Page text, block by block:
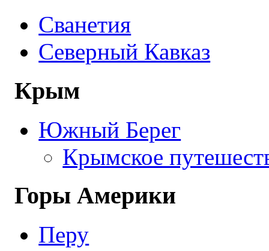
Сванетия
Северный Кавказ
Крым
Южный Берег
Крымское
Горы Америки
Перу